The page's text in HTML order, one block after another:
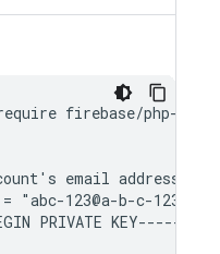
firebase/php-jwt
email address
"abc-123@a-b-c-
PRIVATE KEY-----